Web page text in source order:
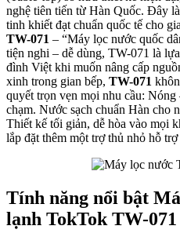
nghệ tiên tiến từ Hàn Quốc. Đây
tinh khiết đạt chuẩn quốc tế cho
TW-071 – “Máy lọc nước quốc
tiện nghi – dễ dùng, TW-071 là
đình Việt khi muốn nâng cấp
xinh trong gian bếp, TW-071
quyết trọn vẹn mọi nhu cầu:
chạm. Nước sạch chuẩn Hàn cho
Thiết kế tối giản, dễ hòa vào mọi
lắp đặt thêm một trợ thủ nhỏ hỗ
Tính năng nổi bật
lạnh TokTok TW-071